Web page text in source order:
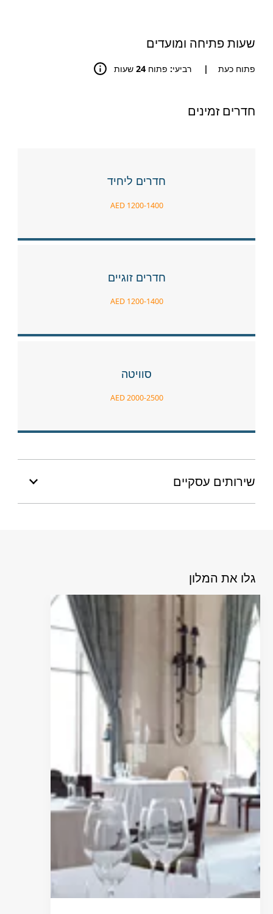
שעות פתיחה ומועדים
פתוח כעת | רביעי: פתוח 24 שעות
חדרים זמינים
חדרים ליחיד
AED 1200-1400
חדרים זוגיים
AED 1200-1400
סוויטה
AED 2000-2500
שירותים עסקיים
גלו את המלון